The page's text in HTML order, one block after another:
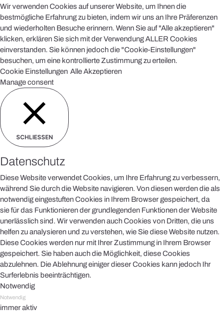
Wir verwenden Cookies auf unserer Website, um Ihnen die
bestmögliche Erfahrung zu bieten, indem wir uns an Ihre Präferenzen
und wiederholten Besuche erinnern. Wenn Sie auf "Alle akzeptieren"
klicken, erklären Sie sich mit der Verwendung ALLER Cookies
einverstanden. Sie können jedoch die "Cookie-Einstellungen"
besuchen, um eine kontrollierte Zustimmung zu erteilen.
Cookie Einstellungen Alle Akzeptieren
Manage consent
SCHLIESSEN
Datenschutz
Diese Website verwendet Cookies, um Ihre Erfahrung zu verbessern,
während Sie durch die Website navigieren. Von diesen werden die als
notwendig eingestuften Cookies in Ihrem Browser gespeichert, da
sie für das Funktionieren der grundlegenden Funktionen der Website
unerlässlich sind. Wir verwenden auch Cookies von Dritten, die uns
helfen zu analysieren und zu verstehen, wie Sie diese Website nutzen.
Diese Cookies werden nur mit Ihrer Zustimmung in Ihrem Browser
gespeichert. Sie haben auch die Möglichkeit, diese Cookies
abzulehnen. Die Ablehnung einiger dieser Cookies kann jedoch Ihr
Surferlebnis beeinträchtigen.
Notwendig
Notwendig
immer aktiv